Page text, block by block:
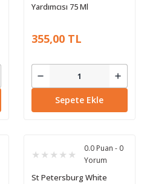
Yardımcısı 75 Ml
355,00 TL
Sepete Ekle
0.0 Puan - 0
Yorum
St Petersburg White